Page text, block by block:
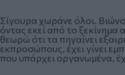
Σίγουρα χωράνε όλοι.
όντας εκεί από το ξεκίνημα
θεωρώ ότι τα πηγαίνει
εκπροσώπους, έχει γίνει
που υπάρχει οργανωμένα,